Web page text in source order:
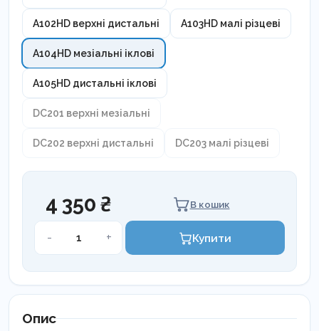
A102HD верхні дистальні A103HD малі різцеві
A104HD мезіальні іклові
A105HD дистальні іклові
DC201 верхні мезіальні
DC202 верхні дистальні DC203 малі різцеві
4 350 ₴ В кошик
-
Матриці
+ Купити
Опис